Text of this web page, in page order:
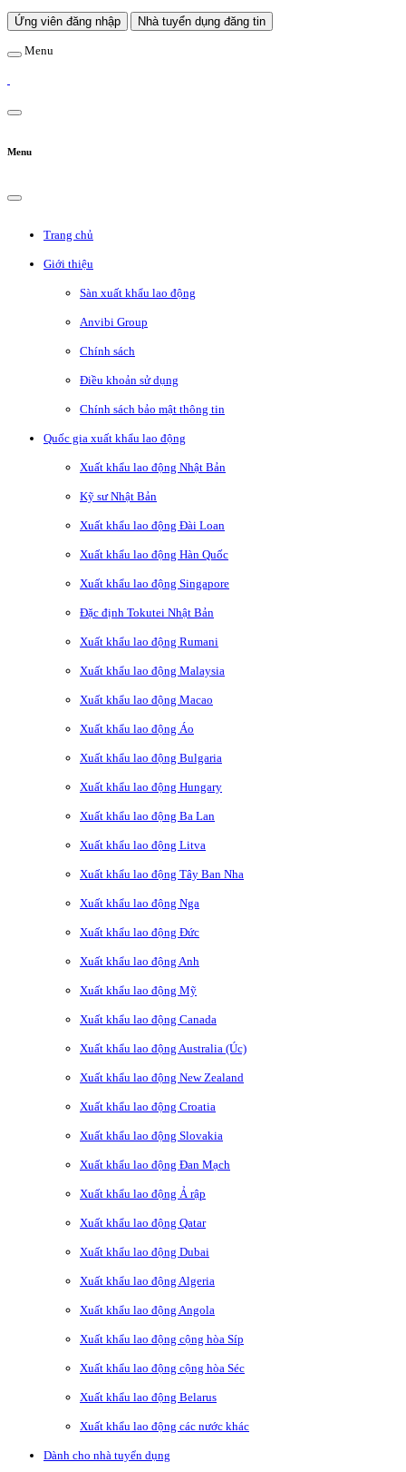
Ứng viên đăng nhập Nhà tuyển dụng đăng tin
Menu
Menu
Trang chủ
Giới thiệu
Sàn xuất khẩu lao động
Anvibi Group
Chính sách
Điều khoản sử dụng
Chính sách bảo mật thông tin
Quốc gia xuất khẩu lao động
Xuất khẩu lao động Nhật Bản
Kỹ sư Nhật Bản
Xuất khẩu lao động Đài Loan
Xuất khẩu lao động Hàn Quốc
Xuất khẩu lao động Singapore
Đặc định Tokutei Nhật Bản
Xuất khẩu lao động Rumani
Xuất khẩu lao động Malaysia
Xuất khẩu lao động Macao
Xuất khẩu lao động Áo
Xuất khẩu lao động Bulgaria
Xuất khẩu lao động Hungary
Xuất khẩu lao động Ba Lan
Xuất khẩu lao động Litva
Xuất khẩu lao động Tây Ban Nha
Xuất khẩu lao động Nga
Xuất khẩu lao động Đức
Xuất khẩu lao động Anh
Xuất khẩu lao động Mỹ
Xuất khẩu lao động Canada
Xuất khẩu lao động Australia (Úc)
Xuất khẩu lao động New Zealand
Xuất khẩu lao động Croatia
Xuất khẩu lao động Slovakia
Xuất khẩu lao động Đan Mạch
Xuất khẩu lao động Ả rập
Xuất khẩu lao động Qatar
Xuất khẩu lao động Dubai
Xuất khẩu lao động Algeria
Xuất khẩu lao động Angola
Xuất khẩu lao động cộng hòa Síp
Xuất khẩu lao động cộng hòa Séc
Xuất khẩu lao động Belarus
Xuất khẩu lao động các nước khác
Dành cho nhà tuyển dụng